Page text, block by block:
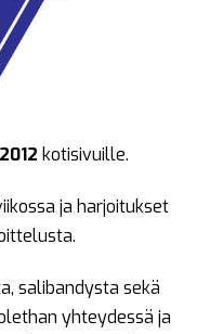
kotisivuille.
ja harjoitukset
salibandysta sekä
yhteydessä ja